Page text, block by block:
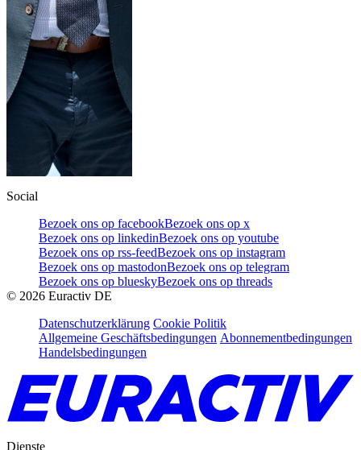
Social
Bezoek ons op facebookBezoek ons op x
Bezoek ons op linkedinBezoek ons op youtube
Bezoek ons op rss-feedBezoek ons op instagram
Bezoek ons op mastodonBezoek ons op telegram
Bezoek ons op blueskyBezoek ons op threads
© 2026 Euractiv DE
Datenschutzerklärung Cookie Politik
Allgemeine Geschäftsbedingungen Abonnementbedingungen
Handelsbedingungen
Dienste